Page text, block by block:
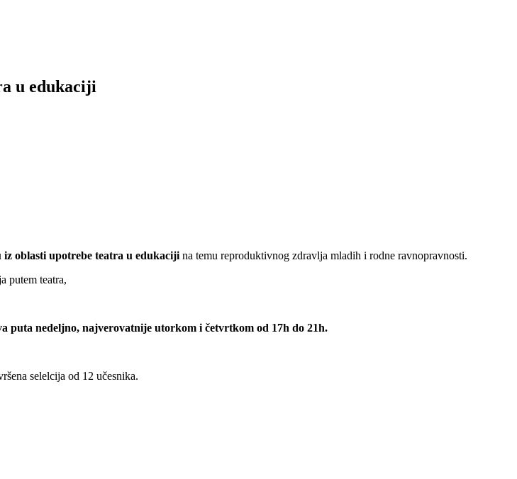
u edukaciji
iz oblasti upotrebe teatra u edukaciji na temu reproduktivnog zdravlja mladih i rodne ravnopravnosti.
putem teatra,
puta nedeljno, najverovatnije utorkom i četvrtkom od 17h do 21h.
selelcija od 12 učesnika.